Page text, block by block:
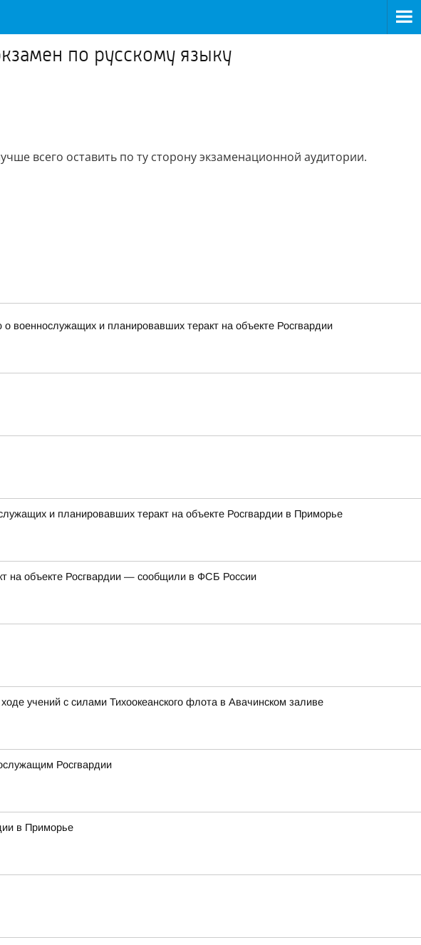
по русскому языку
всего оставить по ту сторону экзаменационной аудитории.
и планировавших теракт на объекте Росгвардии
и планировавших теракт на объекте Росгвардии в Приморье
на объекте Росгвардии — сообщили в ФСБ России
учений с силами Тихоокеанского флота в Авачинском заливе
Росгвардии
в Приморье